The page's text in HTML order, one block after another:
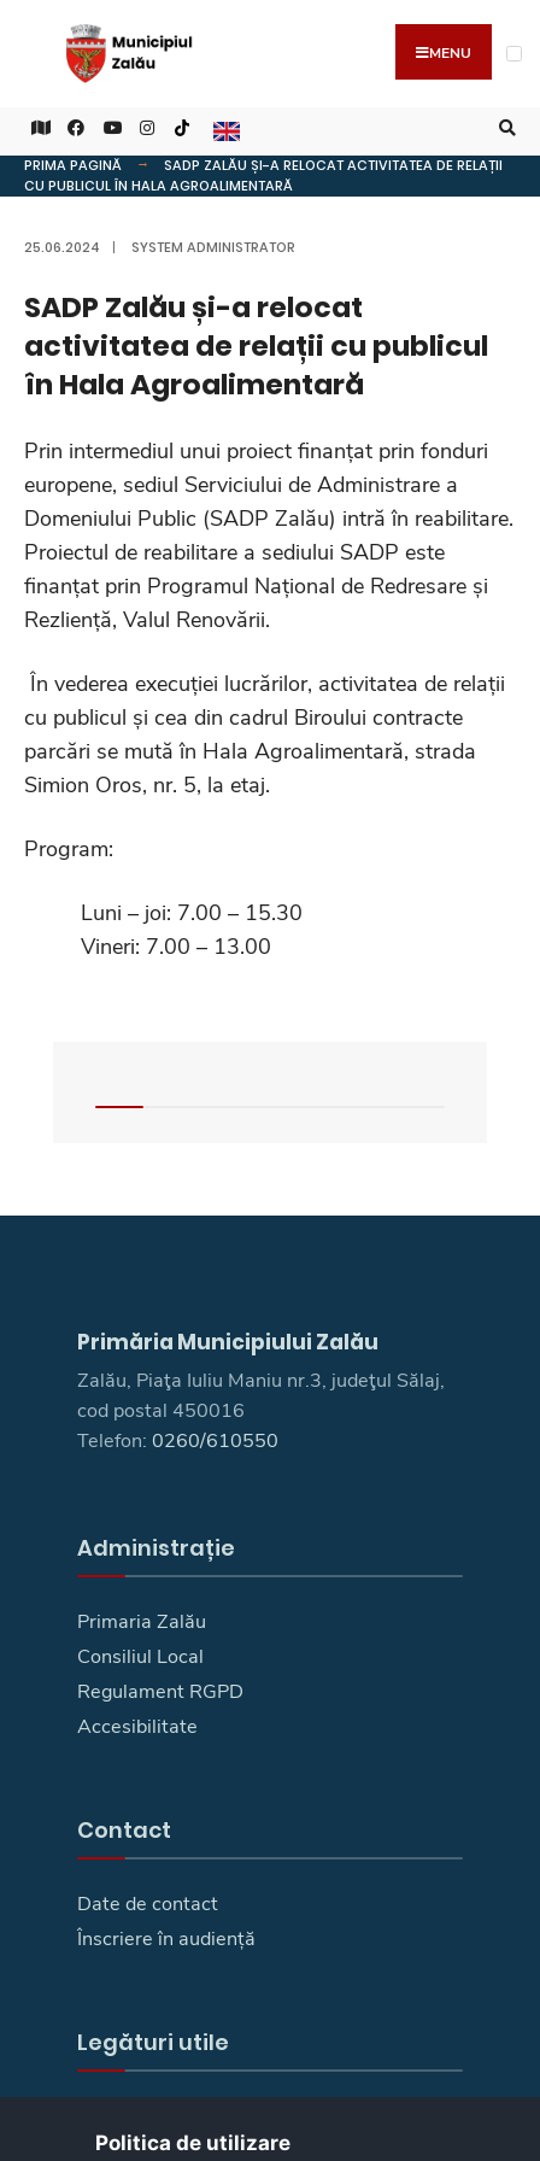
MENU
PRIMA PAGINĂ
SADP ZALĂU ȘI-A RELOCAT ACTIVITATEA DE RELAȚII
CU PUBLICUL ÎN HALA AGROALIMENTARĂ
25.06.2024 | SYSTEM ADMINISTRATOR
SADP Zalău și-a relocat
activitatea de relații cu publicul
în Hala Agroalimentară
Prin intermediul unui proiect finanțat prin fonduri
europene, sediul Serviciului de Administrare a
Domeniului Public (SADP Zalău) intră în reabilitare.
Proiectul de reabilitare a sediului SADP este
finanțat prin Programul Național de Redresare și
Rezliență, Valul Renovării.
În vederea execuției lucrărilor, activitatea de relații
cu publicul și cea din cadrul Biroului contracte
parcări se mută în Hala Agroalimentară, strada
Simion Oros, nr. 5, la etaj.
Program:
Luni – joi: 7.00 – 15.30
Vineri: 7.00 – 13.00
Primăria Municipiului Zalău
Zalău, Piaţa Iuliu Maniu nr.3, judeţul Sălaj,
cod postal 450016
Telefon: 0260/610550
Administrație
Primaria Zalău
Consiliul Local
Regulament RGPD
Accesibilitate
Contact
Date de contact
Înscriere în audiență
Legături utile
Camera deputaților
Politica de utilizare